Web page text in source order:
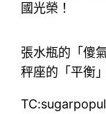
國光榮！
張水瓶的「傻
秤座的「平衡